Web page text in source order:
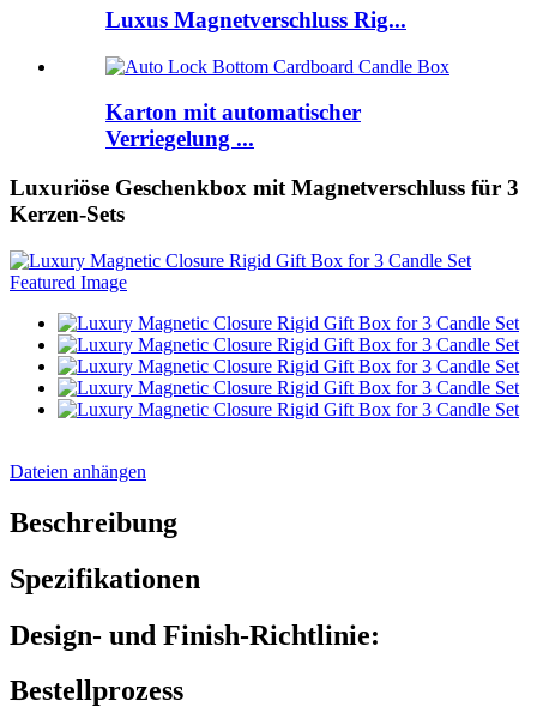
Luxus Magnetverschluss Rig...
Karton mit automatischer
Verriegelung ...
Luxuriöse Geschenkbox mit Magnetverschluss für 3
Kerzen-Sets
Dateien anhängen
Beschreibung
Spezifikationen
Design- und Finish-Richtlinie:
Bestellprozess